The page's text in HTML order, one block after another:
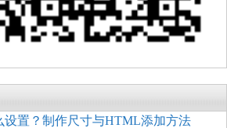
设置？制作尺寸与HTML添加方法